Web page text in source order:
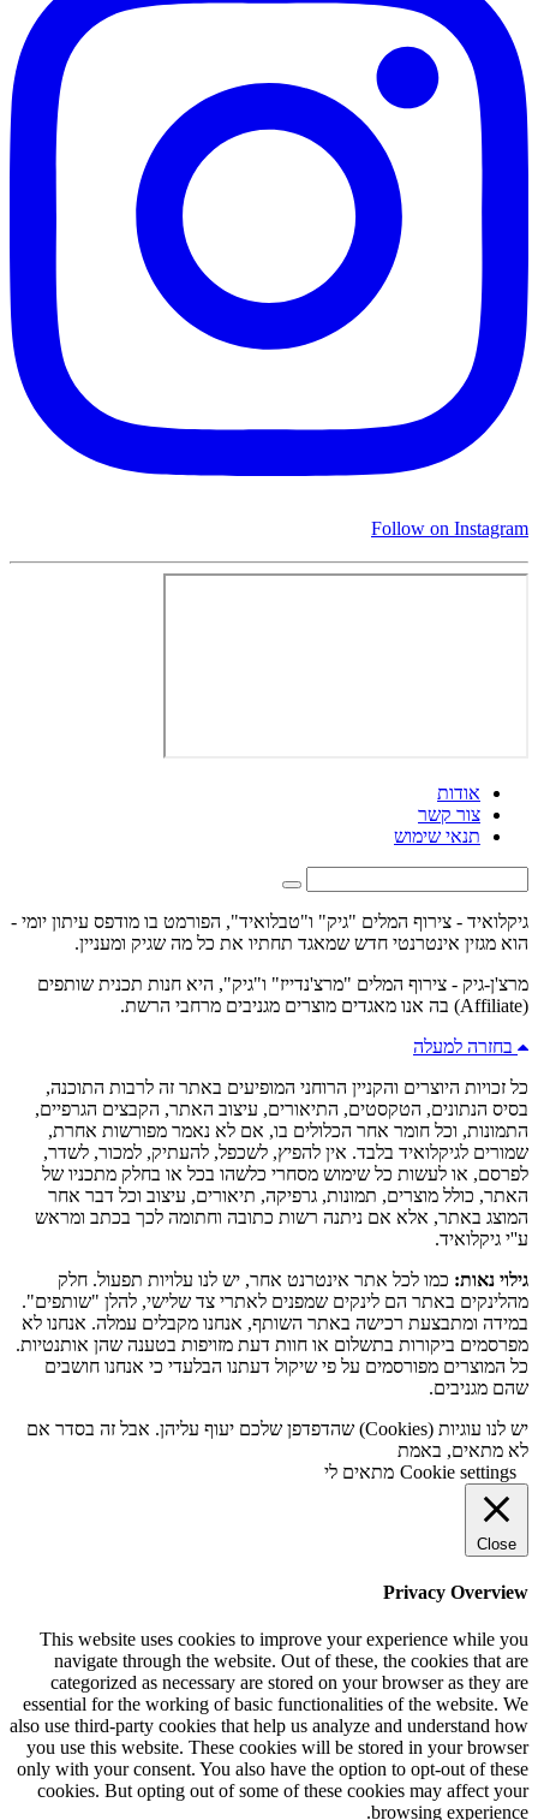
Follow on Instagram
אודות
צור קשר
תנאי שימוש
גיקלואיד - צירוף המלים "גיק" ו"טבלואיד", הפורמט בו מודפס עיתון יומי -
הוא מגזין אינטרנטי חדש שמאגד תחתיו את כל מה שגיק ומעניין.
מרצ'ן-גיק - צירוף המלים "מרצ'נדייז" ו"גיק", היא חנות תכנית שותפים
(Affiliate) בה אנו מאגדים מוצרים מגניבים מרחבי הרשת.
בחזרה למעלה
כל זכויות היוצרים והקניין הרוחני המופיעים באתר זה לרבות התוכנה,
בסיס הנתונים, הטקסטים, התיאורים, עיצוב האתר, הקבצים הגרפיים,
התמונות, וכל חומר אחר הכלולים בו, אם לא נאמר מפורשות אחרת,
שמורים לגיקלואיד בלבד. אין להפיץ, לשכפל, להעתיק, למכור, לשדר,
לפרסם, או לעשות כל שימוש מסחרי כלשהו בכל או בחלק מתכניו של
האתר, כולל מוצרים, תמונות, גרפיקה, תיאורים, עיצוב וכל דבר אחר
המוצג באתר, אלא אם ניתנה רשות כתובה וחתומה לכך בכתב ומראש
ע''י גיקלואיד.
גילוי נאות: כמו לכל אתר אינטרנט אחר, יש לנו עלויות תפעול. חלק
מהלינקים באתר הם לינקים שמפנים לאתרי צד שלישי, להלן "שותפים".
במידה ומתבצעת רכישה באתר השותף, אנחנו מקבלים עמלה. אנחנו לא
מפרסמים ביקורות בתשלום או חוות דעת מזויפות בטענה שהן אותנטיות.
כל המוצרים מפורסמים על פי שיקול דעתנו הבלעדי כי אנחנו חושבים
שהם מגניבים.
יש לנו עוגיות (Cookies) שהדפדפן שלכם יעוף עליהן. אבל זה בסדר אם
לא מתאים, באמת
Cookie settings מתאים לי
Close
Privacy Overview
This website uses cookies to improve your experience while you
navigate through the website. Out of these, the cookies that are
categorized as necessary are stored on your browser as they are
essential for the working of basic functionalities of the website. We
also use third-party cookies that help us analyze and understand how
you use this website. These cookies will be stored in your browser
only with your consent. You also have the option to opt-out of these
cookies. But opting out of some of these cookies may affect your
browsing experience.